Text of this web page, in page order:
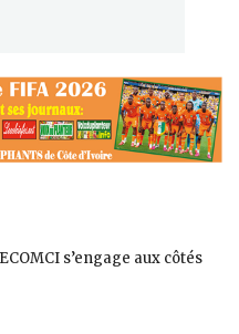
s’engage aux côtés